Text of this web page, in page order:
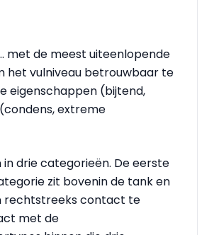
met de meest uiteenlopende
het vulniveau betrouwbaar te
eigenschappen (bijtend,
extreme
drie categorieën. De eerste
zit bovenin de tank en
rechtstreeks contact te
met de